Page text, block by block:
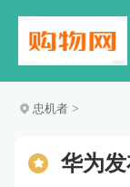
忠机者 >
华为